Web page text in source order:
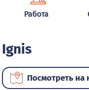
Работа
Ignis
Посмотреть на